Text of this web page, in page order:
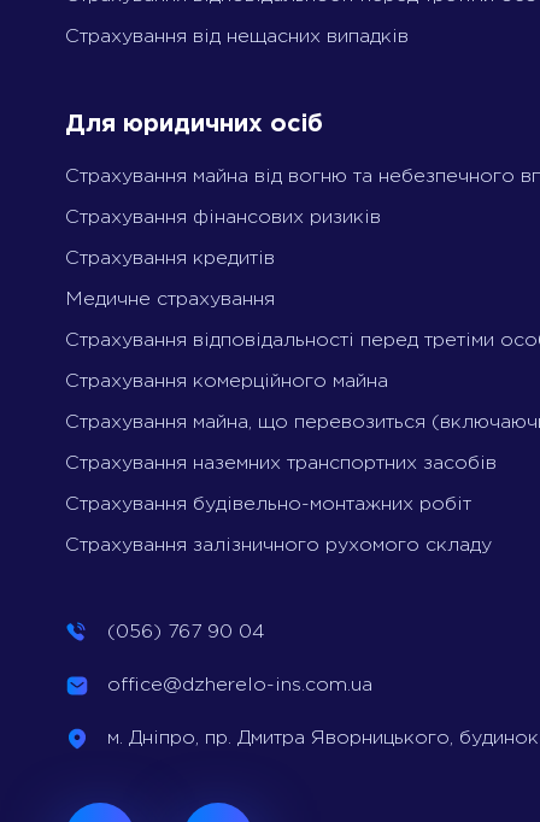
(056) 767 90 04
office@dzherelo-ins.com.ua
м. Дніпро, пр. Дмитра Яворницького,
Страхування від нещасних випадків
Для юридичних осіб
Страхування майна від вогню та небезпечного
Страхування фінансових ризиків
Страхування кредитів
Медичне страхування
Страхування відповідальності перед третіми
Страхування комерційного майна
Страхування майна, що перевозиться
Страхування наземних транспортних засобів
Страхування будівельно-монтажних робіт
Страхування залізничного рухомого складу